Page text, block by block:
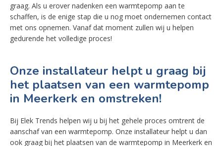
graag. Als u erover nadenken een warmtepomp aan te
schaffen, is de enige stap die u nog moet ondernemen contact
met ons opnemen. Vanaf dat moment zullen wij u helpen
gedurende het volledige proces!
Onze installateur helpt u graag bij
het plaatsen van een warmtepomp
in Meerkerk en omstreken!
Bij Elek Trends helpen wij u bij het gehele proces omtrent de
aanschaf van een warmtepomp. Onze installateur helpt u dan
ook graag bij het plaatsen van de warmtepomp in Meerkerk en